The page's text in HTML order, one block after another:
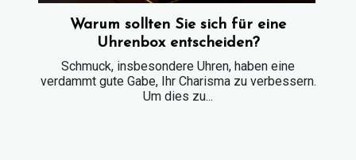
Warum sollten Sie sich für eine
Uhrenbox entscheiden?
Schmuck, insbesondere Uhren, haben eine
verdammt gute Gabe, Ihr Charisma zu verbessern.
Um dies zu...